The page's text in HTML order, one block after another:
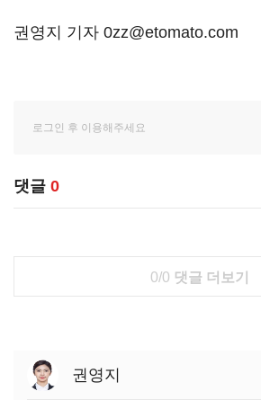
권영지 기자 0zz@etomato.com
댓글 0
0/0 댓글 더보기
권영지